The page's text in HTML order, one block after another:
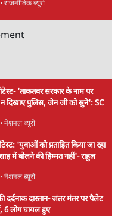
• राजनीतिक ब्यूरो
'ताकतवर सरकार के नाम पर
दिखाए पुलिस, जेन जी को सुने': SC
• नेशनल ब्यूरो
'युवाओं को प्रताड़ित किया जा रहा
में बोलने की हिम्मत नहीं'- राहुल
• नेशनल ब्यूरो
दर्दनाक दास्तान- जंतर मंतर पर पैलेट
6 लोग घायल हुए